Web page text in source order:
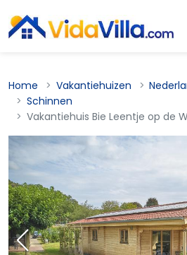
Home Vakantiehuizen
Schinnen
Vakantiehuis Bie Leentje op de